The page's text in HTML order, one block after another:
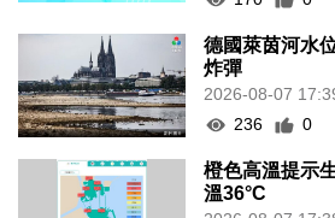
德國萊茵河水
炸彈
2026-08-07
236
0
橙色高溫提示
溫36°C